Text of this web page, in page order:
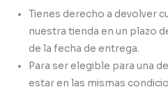
Tienes derecho a devolver
nuestra tienda en un plazo
de la fecha de entrega.
Para ser elegible para una
estar en las mismas